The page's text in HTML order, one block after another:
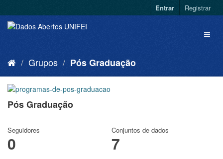
Entrar Registrar
Grupos Pós Graduação
Pós Graduação
Seguidores
0
Conjuntos de dados
7